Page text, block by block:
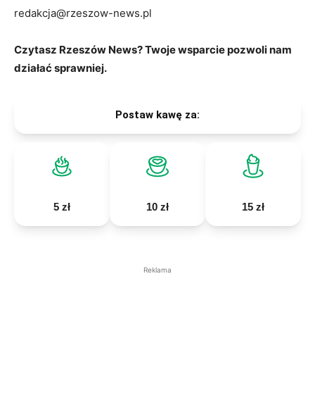
redakcja@rzeszow-news.pl
Czytasz Rzeszów News? Twoje wsparcie pozwoli nam
działać sprawniej.
Postaw kawę za:
5 zł 10 zł 15 zł
Reklama